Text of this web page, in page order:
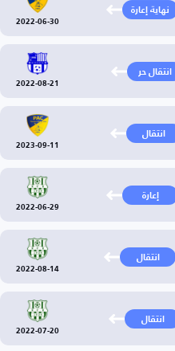
نهاية إعارة
2022-06-30
انتقال حر
2022-08-21
انتقال
2023-09-11
إعارة
2022-06-29
انتقال
2022-08-14
انتقال
2022-07-20